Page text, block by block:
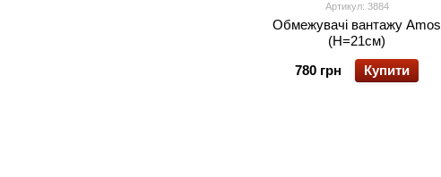
Артикул: 3884
Обмежувачі вантажу Amos
(H=21см)
780 грн
Купити